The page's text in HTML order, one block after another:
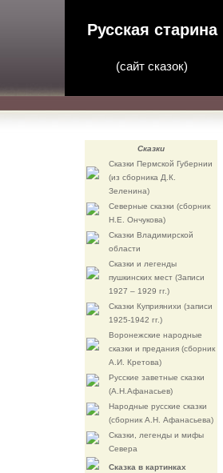
Русская старина
(сайт сказок)
Сказки
Сказки Пермской Губернии
(из сборника Д.К.
Зеленина)
Северные сказки (сборник
Н.Е. Ончукова)
Сказки Владимирской
области
Сказки и легенды
пушкинских мест (Записи
1927 – 1929 гг.)
Сказки Куприянихи (записи
1925-1942 гг.)
Воронежские народные
сказки и предания (сборник
А.И. Кретова)
Русские заветные сказки
(А.Н.Афанасьев)
Народные русские сказки
(сборник А.Н. Афанасьева)
Сказки, легенды и мифы
Севера
Cказка в картинках